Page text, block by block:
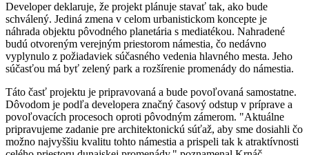
Developer deklaruje, že projekt plánuje stavať tak, ako bude
schválený. Jediná zmena v celom urbanistickom koncepte je
náhrada objektu pôvodného planetária s mediatékou. Nahradené
budú otvoreným verejným priestorom námestia, čo nedávno
vyplynulo z požiadaviek súčasného vedenia hlavného mesta. Jeho
súčasťou má byť zelený park a rozšírenie promenády do námestia.
Táto časť projektu je pripravovaná a bude povoľovaná samostatne.
Dôvodom je podľa developera značný časový odstup v príprave a
povoľovacích procesoch oproti pôvodným zámerom. "Aktuálne
pripravujeme zadanie pre architektonickú súťaž, aby sme dosiahli čo
možno najvyššiu kvalitu tohto námestia a prispeli tak k atraktívnosti